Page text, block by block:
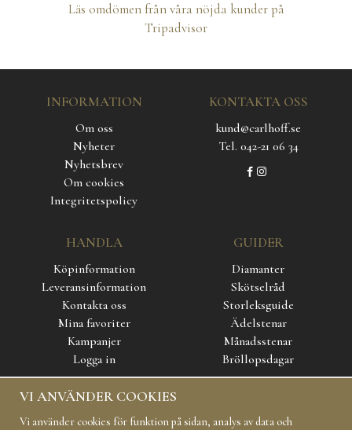
Läs omdömen från våra nöjda kunder på
Tripadvisor
INFORMATION
Om oss
Nyheter
Nyhetsbrev
Om cookies
Integritetspolicy
KONTAKTA OSS
kund@carlhoff.se
Tel. 042-21 06 34
HANDLA
Köpinformation
Leveransinformation
Kontakta oss
Mina favoriter
Kampanjer
Logga in
GUIDER
Diamanter
Skötselråd
Storleksguide
Ädelstenar
Månadsstenar
Bröllopsdagar
SOCIAL MEDIA
VI ANVÄNDER COOKIES
Vi använder cookies för funktion på sidan, analys av data och